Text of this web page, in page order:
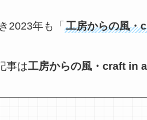
2023年も「 工房からの風
事は工房からの風・craft in